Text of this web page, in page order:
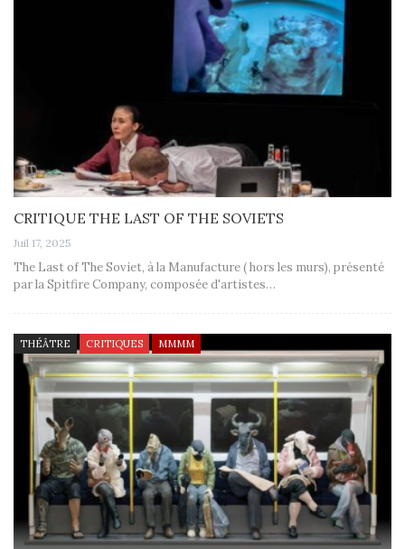
CRITIQUE THE LAST OF THE SOVIETS
Juil 17, 2025
The Last of The Soviet, à la Manufacture ( hors les murs), présenté
par la Spitfire Company, composée d'artistes…
THÉÂTRE CRITIQUES MMMM